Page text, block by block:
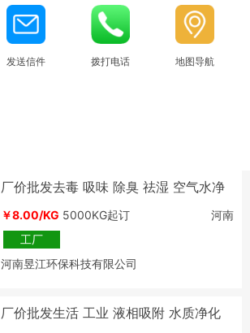
发送信件 拨打电话 地图导航
厂价批发去毒 吸味 除臭 祛湿 空气水净
￥8.00/KG 5000KG起订
河南
工厂
河南昱江环保科技有限公司
厂价批发生活 工业 液相吸附 水质净化